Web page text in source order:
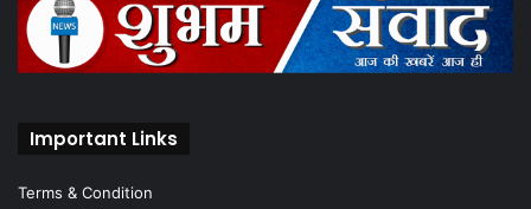
Important Links
Terms & Condition